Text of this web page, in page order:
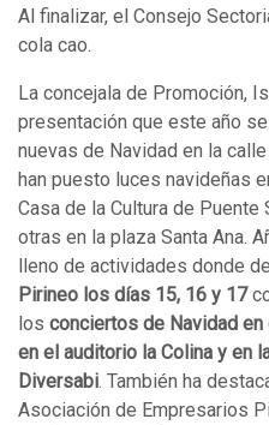
Al finalizar, el Consejo
cola cao.
La concejala de Promoción,
presentación que este año
nuevas de Navidad en la
han puesto luces navideñas
Casa de la Cultura de
otras en la plaza Santa Ana.
lleno de actividades donde
Pirineo los días 15, 16 y 17
los conciertos de Navidad
en el auditorio la Colina y en
Diversabi . También ha
Asociación de Empresarios